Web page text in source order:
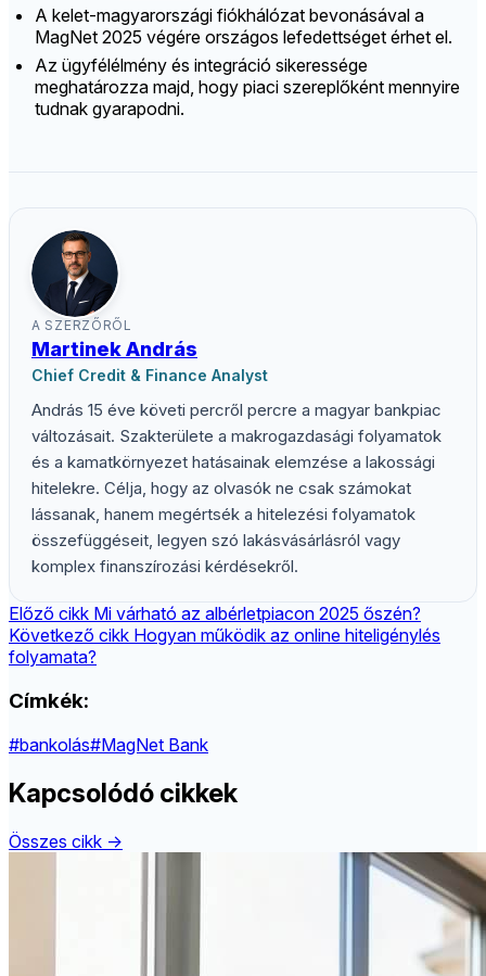
A kelet-magyarországi fiókhálózat bevonásával a
MagNet 2025 végére országos lefedettséget érhet el.
Az ügyfélélmény és integráció sikeressége
meghatározza majd, hogy piaci szereplőként mennyire
tudnak gyarapodni.
A SZERZŐRŐL
Martinek András
Chief Credit & Finance Analyst
András 15 éve követi percről percre a magyar bankpiac
változásait. Szakterülete a makrogazdasági folyamatok
és a kamatkörnyezet hatásainak elemzése a lakossági
hitelekre. Célja, hogy az olvasók ne csak számokat
lássanak, hanem megértsék a hitelezési folyamatok
összefüggéseit, legyen szó lakásvásárlásról vagy
komplex finanszírozási kérdésekről.
Előző cikk Mi várható az albérletpiacon 2025 őszén?
Következő cikk Hogyan működik az online hiteligénylés
folyamata?
Címkék:
#bankolás#MagNet Bank
Kapcsolódó cikkek
Összes cikk →